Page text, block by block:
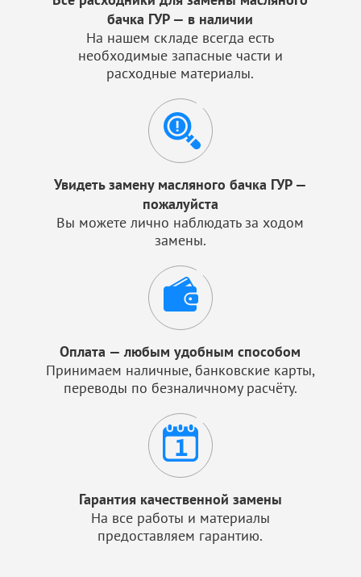
бачка ГУР — в наличии
На нашем складе всегда есть
необходимые запасные части и
расходные материалы.
Увидеть замену масляного бачка ГУР —
пожалуйста
Вы можете лично наблюдать за ходом
замены.
Оплата — любым удобным способом
Принимаем наличные, банковские карты,
переводы по безналичному расчёту.
Гарантия качественной замены
На все работы и материалы
предоставляем гарантию.